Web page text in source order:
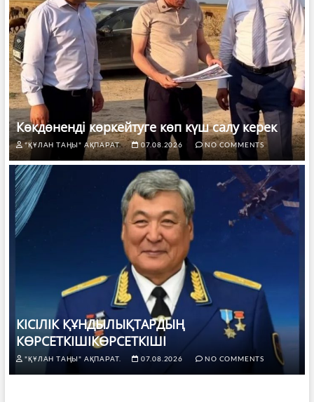
Көкдөненді көркейтуге көп күш салу керек
"ҚҰЛАН ТАҢЫ" АҚПАРАТ. 07.08.2026 NO COMMENTS
КІСІЛІК ҚҰНДЫЛЫҚТАРДЫҢ
КӨРСЕТКІШІКӨРСЕТКІШІ
"ҚҰЛАН ТАҢЫ" АҚПАРАТ. 07.08.2026 NO COMMENTS